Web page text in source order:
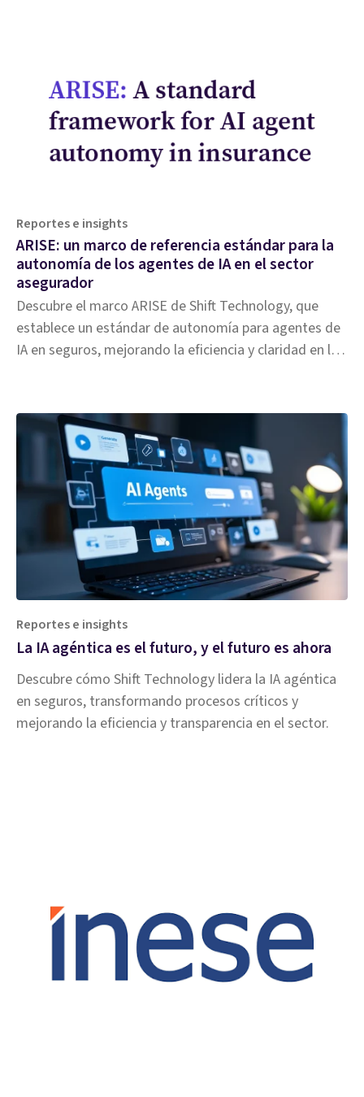
Reportes e insights
ARISE: un marco de referencia estándar para la
autonomía de los agentes de IA en el sector
asegurador
Descubre el marco ARISE de Shift Technology, que
establece un estándar de autonomía para agentes de
IA en seguros, mejorando la eficiencia y claridad en la
Reportes e insights
La IA agéntica es el futuro, y el futuro es ahora
Descubre cómo Shift Technology lidera la IA agéntica
en seguros, transformando procesos críticos y
mejorando la eficiencia y transparencia en el sector.